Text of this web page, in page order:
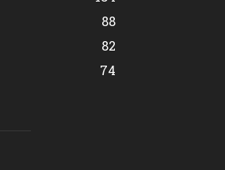
88
82
74